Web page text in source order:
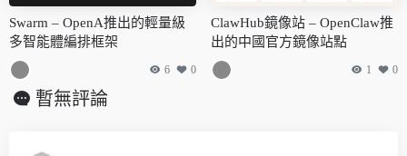
Swarm – OpenA推出的輕量級
多智能體編排框架
6 0
ClawHub鏡像站 – OpenClaw推
出的中國官方鏡像站點
1 0
暫無評論